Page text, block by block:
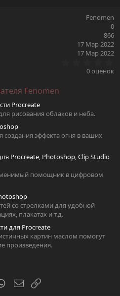
Fenomen
0
866
17 Мар 2022
17 Мар 2022
0
0 оценок
Fenomen
Procreate
рисования облаков и неба.
эффекта огня в ваших
Procreate, Photoshop, Clip Studio
помощник в цифровом
со стрелками для удобной
плакатах и т.д.
для Procreate
картин маслом помогут
произведения.
WhatsAppЭлектронная почта